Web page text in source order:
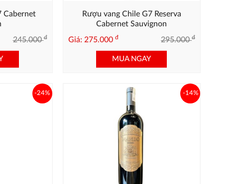
Cabernet
245.000đ
Rượu vang Chile G7 Reserva
Cabernet Sauvignon
Giá: 275.000 đ 295.000đ
MUA NGAY
-24% -14%